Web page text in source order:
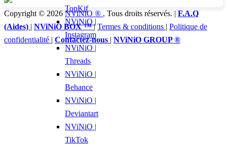
Copyright © 2026 NViNiO ® , Tous droits réservés. | F.A.Q
(Aides) | NViNiO BOX ™|Termes & conditions | Politique de
confidentialité | Contactez-nous | NViNiO GROUP ®
TopKif
NViNiO |
Instagram
NViNiO |
Threads
NViNiO |
Behance
NViNiO |
Deviantart
NViNiO |
TikTok